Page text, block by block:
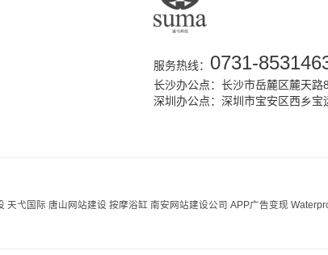
服务热线： 0731-
长沙办公点：长沙市岳麓区麓天路
深圳办公点：深圳市宝安区西乡宝
天弋国际 唐山网站建设 按摩浴缸 南安网站建设公司 APP广告变现